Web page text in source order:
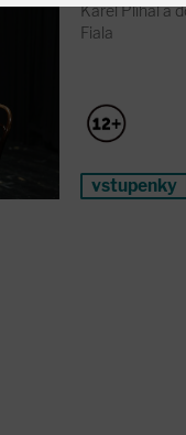
Karel Plíhal a
Fiala
vstupenky